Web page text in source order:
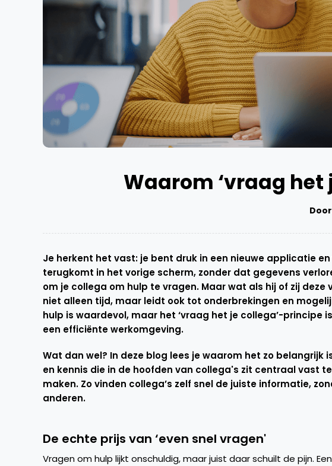
Waarom ‘vraag het
Je herkent het vast: je bent druk in een nieuwe applicatie
terugkomt in het vorige scherm, zonder dat gegevens
om je collega om hulp te vragen. Maar wat als hij of zij
niet alleen tijd, maar leidt ook tot onderbrekingen en
hulp is waardevol, maar het ‘vraag het je collega’-principe
een efficiënte werkomgeving.
Wat dan wel? In deze blog lees je waarom het zo belangrijk
en kennis die in de hoofden van collega's zit centraal vast
maken. Zo vinden collega’s zelf snel de juiste informatie,
anderen.
De echte prijs van ‘even snel vragen'
Vragen om hulp lijkt onschuldig, maar juist daar schuilt de pijn.